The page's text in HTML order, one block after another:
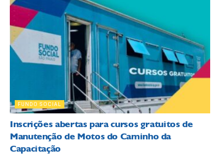
FUNDO SOCIAL
Inscrições abertas para cursos gratuitos de
Manutenção de Motos do Caminho da
Capacitação